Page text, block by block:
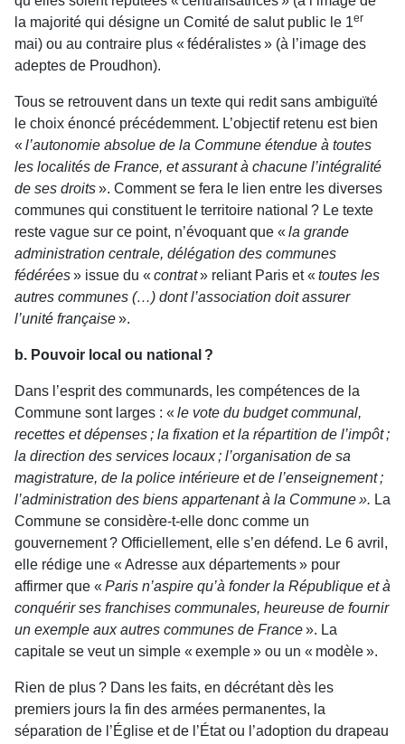
la majorité qui désigne un Comité de salut public le 1er
mai) ou au contraire plus « fédéralistes » (à l’image des
adeptes de Proudhon).
Tous se retrouvent dans un texte qui redit sans ambiguïté
le choix énoncé précédemment. L’objectif retenu est bien
« l’autonomie absolue de la Commune étendue à toutes
les localités de France, et assurant à chacune l’intégralité
de ses droits». Comment se fera le lien entre les diverses
communes qui constituent le territoire national ? Le texte
reste vague sur ce point, n’évoquant que « la grande
administration centrale, délégation des communes
fédérées» issue du « contrat» reliant Paris et « toutes les
autres communes (…) dont l’association doit assurer
l’unité française».
b. Pouvoir local ou national ?
Dans l’esprit des communards, les compétences de la
Commune sont larges : « le vote du budget communal,
recettes et dépenses ; la fixation et la répartition de l’impôt ;
la direction des services locaux ; l’organisation de sa
magistrature, de la police intérieure et de l’enseignement ;
l’administration des biens appartenant à la Commune ». La
Commune se considère-t-elle donc comme un
gouvernement ? Officiellement, elle s’en défend. Le 6 avril,
elle rédige une « Adresse aux départements » pour
affirmer que « Paris n’aspire qu’à fonder la République et à
conquérir ses franchises communales, heureuse de fournir
un exemple aux autres communes de France». La
capitale se veut un simple « exemple » ou un « modèle ».
Rien de plus ? Dans les faits, en décrétant dès les
premiers jours la fin des armées permanentes, la
séparation de l’Église et de l’État ou l’adoption du drapeau